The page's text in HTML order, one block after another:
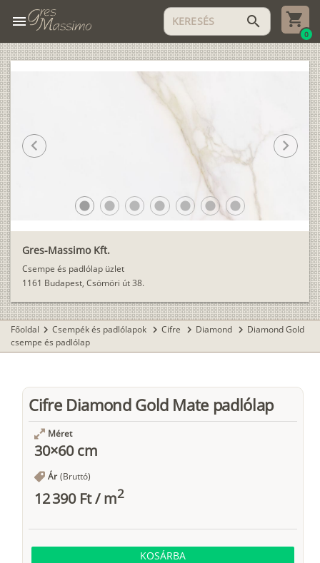
menu search
0
Gres-Massimo Kft.
Csempe és padlólap üzlet
1161 Budapest, Csömöri út 38.
lens lens lens lens lens lens lens
chevron_left chevron_right
Főoldal chevron_right Csempék és padlólapok chevron_right Cifre chevron_right Diamond chevron_right Diamond Gold
csempe és padlólap
Cifre Diamond Gold Mate padlólap
Méret
30×60 cm
Ár (Bruttó)
12 390 Ft/m2
KOSÁRBA